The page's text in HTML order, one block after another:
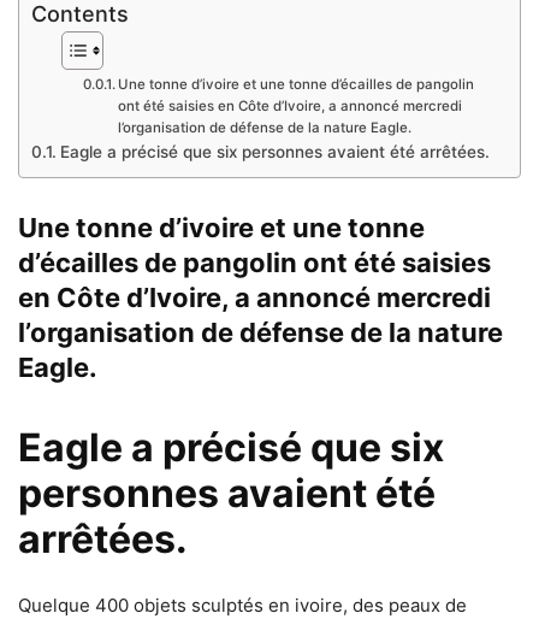
Contents
Une tonne d’ivoire et une tonne d’écailles de pangolin
ont été saisies en Côte d’Ivoire, a annoncé mercredi
l’organisation de défense de la nature Eagle.
Eagle a précisé que six personnes avaient été arrêtées.
Une tonne d’ivoire et une tonne
d’écailles de pangolin ont été saisies
en Côte d’Ivoire, a annoncé mercredi
l’organisation de défense de la nature
Eagle.
Eagle a précisé que six
personnes avaient été
arrêtées.
Quelque 400 objets sculptés en ivoire, des peaux de